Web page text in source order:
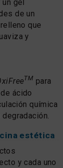
gel
de un
que
y
TM para
ácido
química
estética
y cada uno